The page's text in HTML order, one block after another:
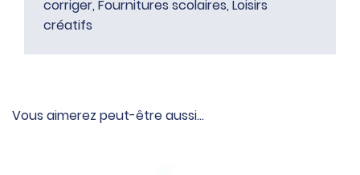
corriger, Fournitures scolaires, Loisirs
créatifs
Vous aimerez peut-être aussi…